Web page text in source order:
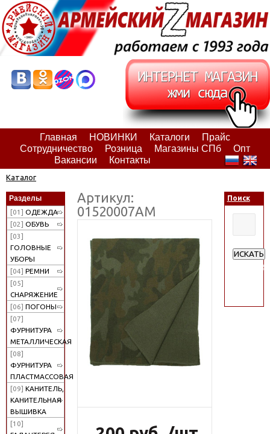
Главная НОВИНКИ Каталоги
Прайс
Сотрудничество
Розница Магазины СПб
Опт
Вакансии
Контакты
Каталог
Разделы
[01] ОДЕЖДА
[02] ОБУВЬ
[03]
ГОЛОВНЫЕ
УБОРЫ
[04] РЕМНИ
[05]
СНАРЯЖЕНИЕ
[06] ПОГОНЫ
[07]
ФУРНИТУРА
МЕТАЛЛИЧЕСКАЯ
[08]
ФУРНИТУРА
ПЛАСТМАССОВАЯ
[09] КАНИТЕЛЬ,
КАНИТЕЛЬНАЯ
ВЫШИВКА
[10]
Артикул:
01520007АМ
Поиск
ИСКАТЬ